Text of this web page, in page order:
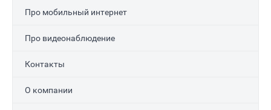
Про мобильный интернет
Про видеонаблюдение
Контакты
О компании